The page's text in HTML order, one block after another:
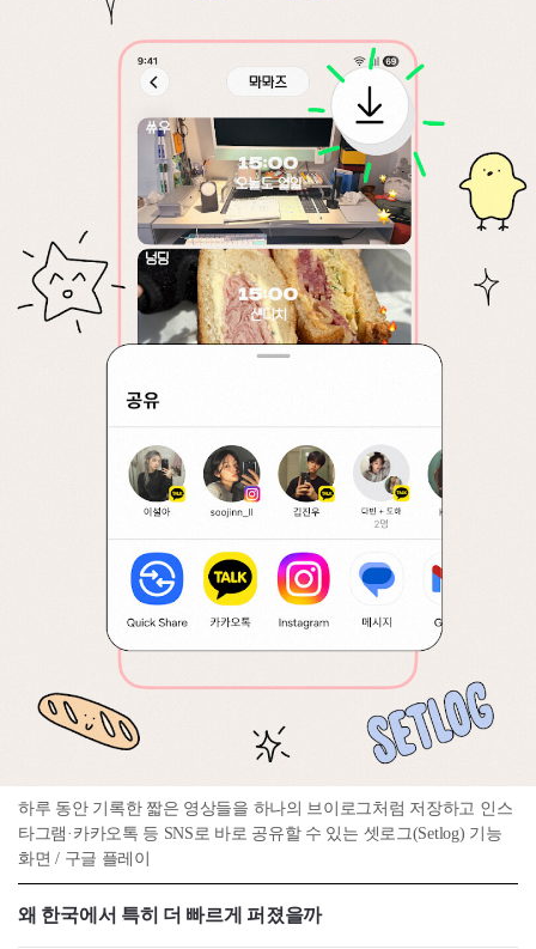
하루 동안 기록한 짧은 영상들을 하나의 브이로그처럼 저장하고 인스
타그램·카카오톡 등 SNS로 바로 공유할 수 있는 셋로그(Setlog) 기능
화면 / 구글 플레이
왜 한국에서 특히 더 빠르게 퍼졌을까